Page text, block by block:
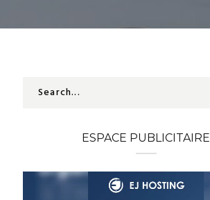
ESPACE PUBLICITAIRE
Lecteur